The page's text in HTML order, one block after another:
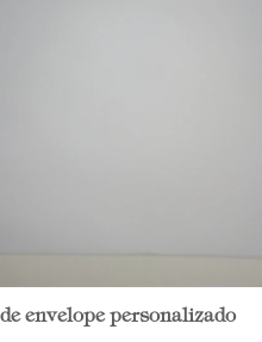
envelope personalizado